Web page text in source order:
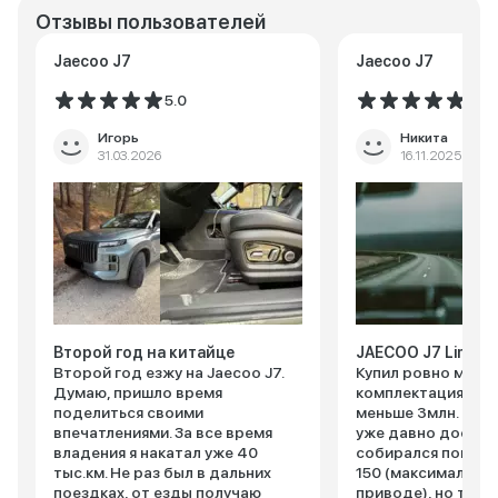
Отзывы пользователей
Jaecoo J7
5.0
Игорь
31.03.2026
Второй год на китайце
Второй год езжу на Jaecoo J7.
Думаю, пришло время
поделиться своими
впечатлениями. За все время
владения я накатал уже 40
тыс.км. Не раз был в дальних
поездках, от езды получаю
Jaecoo J7
Никита
16.11.2025
JAECOO J7
Купил ровно
комплектация
меньше 3млн.
уже давно
собирался
150
приводе), но тут